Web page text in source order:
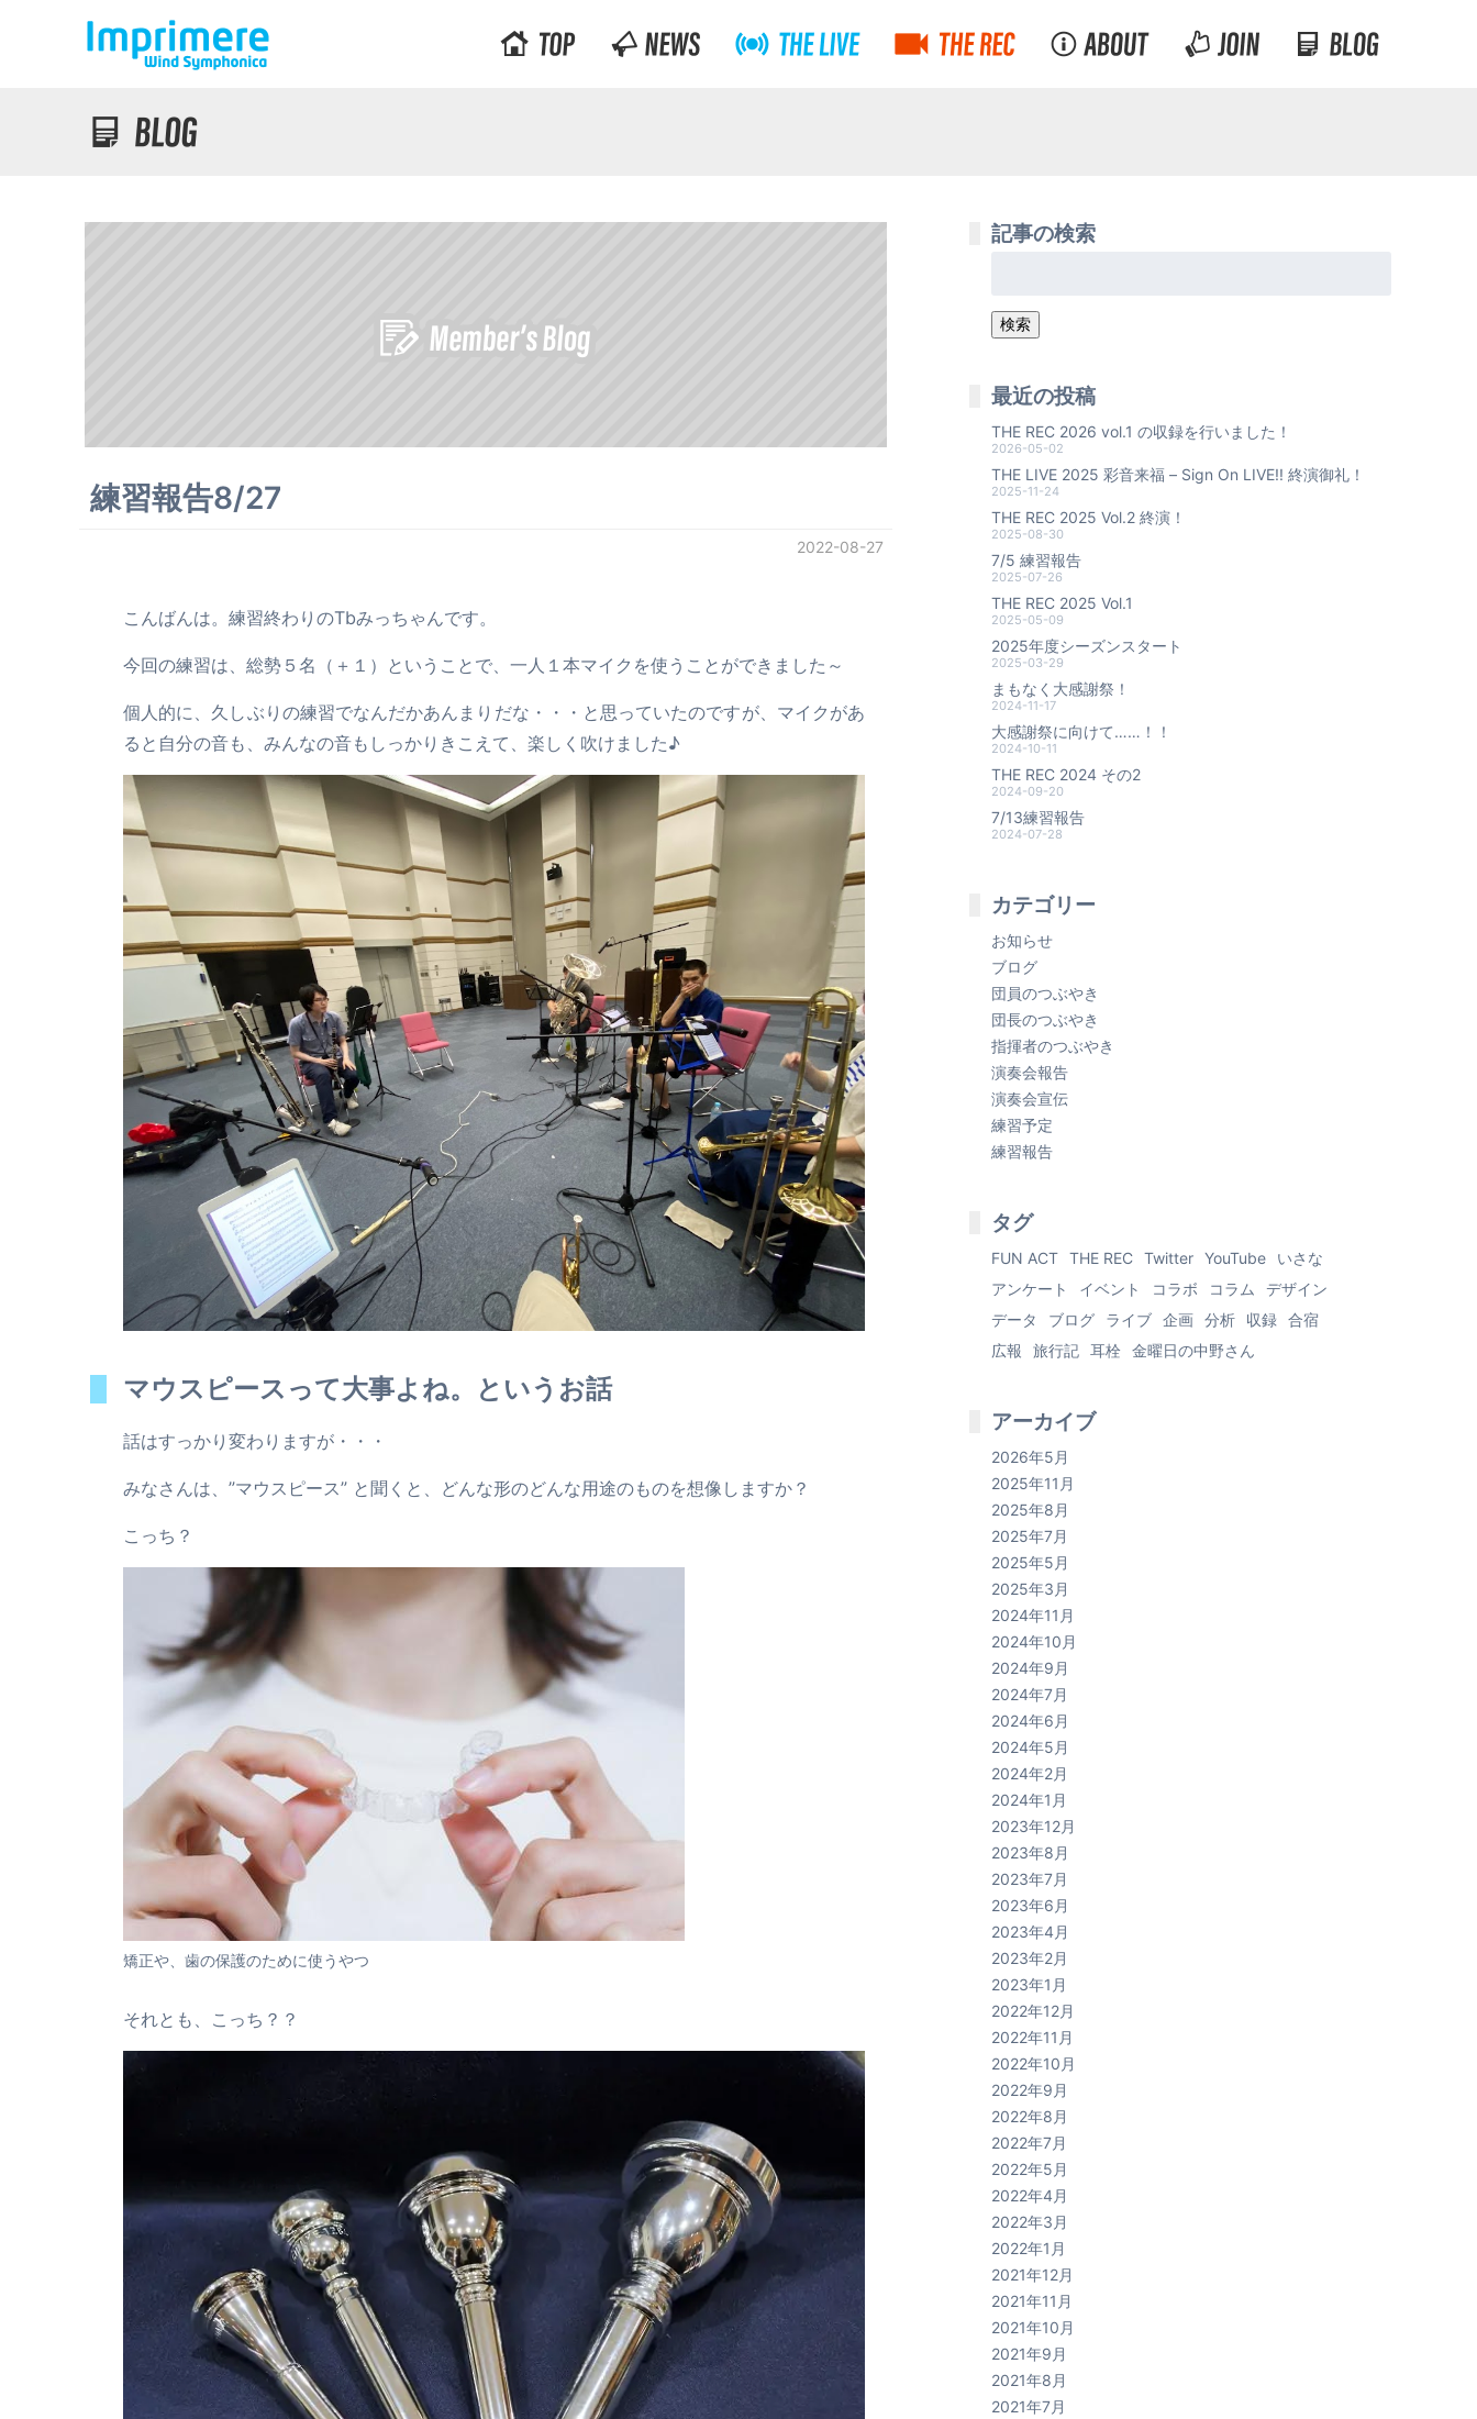
練習報告8/27
2022-08-27
こんばんは。練習終わりのTbみっちゃんです。
今回の練習は、総勢５名（＋１）ということで、一人１本マイクを使うことができました～
個人的に、久しぶりの練習でなんだかあんまりだな・・・と思っていたのですが、マイクがあ
ると自分の音も、みんなの音もしっかりきこえて、楽しく吹けました♪
マウスピースって大事よね。というお話
話はすっかり変わりますが・・・
みなさんは、”マウスピース” と聞くと、どんな形のどんな用途のものを想像しますか？
こっち？
矯正や、歯の保護のために使うやつ
それとも、こっち？？
記事の検索
検索
最近の投稿
THE REC 2026 vol.1 の収録を行いました！
2026-05-02
THE LIVE 2025 彩音来福 – Sign On LIVE!! 終演御礼！
2025-11-24
THE REC 2025 Vol.2 終演！
2025-08-30
7/5 練習報告
2025-07-26
THE REC 2025 Vol.1
2025-05-09
2025年度シーズンスタート
2025-03-29
まもなく大感謝祭！
2024-11-17
大感謝祭に向けて……！！
2024-10-11
THE REC 2024 その2
2024-09-20
7/13練習報告
2024-07-28
カテゴリー
お知らせ
ブログ
団員のつぶやき
団長のつぶやき
指揮者のつぶやき
演奏会報告
演奏会宣伝
練習予定
練習報告
タグ
FUN ACT THE REC Twitter YouTube
いさな
アンケート
イベント コラボ コラム
デザイン
データ
ブログ ライブ 企画 分析 収録 合宿
広報
旅行記 耳栓 金曜日の中野さん
アーカイブ
2026年5月
2025年11月
2025年8月
2025年7月
2025年5月
2025年3月
2024年11月
2024年10月
2024年9月
2024年7月
2024年6月
2024年5月
2024年2月
2024年1月
2023年12月
2023年8月
2023年7月
2023年6月
2023年4月
2023年2月
2023年1月
2022年12月
2022年11月
2022年10月
2022年9月
2022年8月
2022年7月
2022年5月
2022年4月
2022年3月
2022年1月
2021年12月
2021年11月
2021年10月
2021年9月
2021年8月
2021年7月